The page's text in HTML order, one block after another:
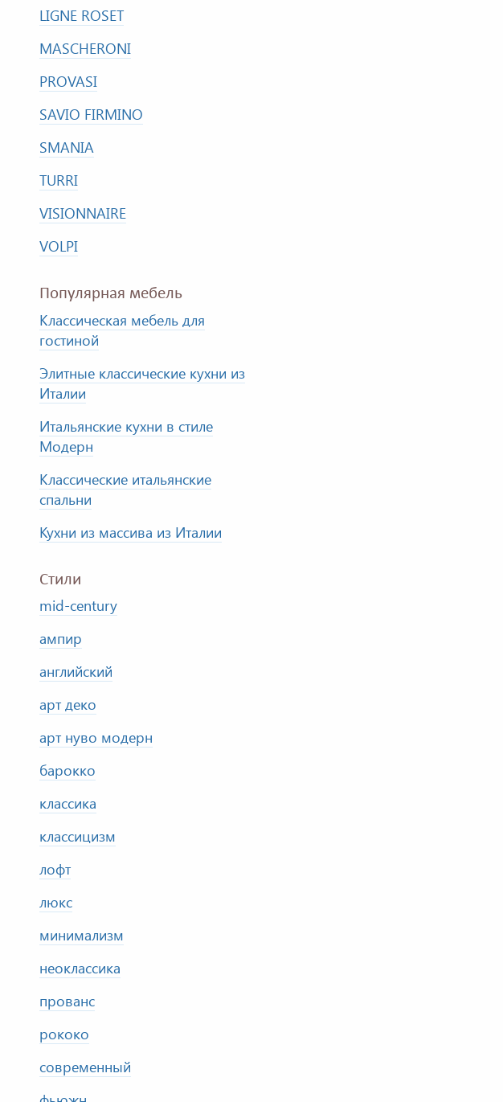
LIGNE ROSET
MASCHERONI
PROVASI
SAVIO FIRMINO
SMANIA
TURRI
VISIONNAIRE
VOLPI
Популярная мебель
Классическая мебель для
гостиной
Элитные классические кухни из
Италии
Итальянские кухни в стиле
Модерн
Классические итальянские
спальни
Кухни из массива из Италии
Стили
mid-century
ампир
английский
арт деко
арт нуво модерн
барокко
классика
классицизм
лофт
люкс
минимализм
неоклассика
прованс
рококо
современный